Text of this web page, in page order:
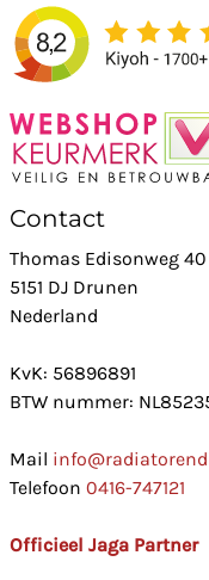
Contact
Thomas Edisonweg 40
5151 DJ Drunen
Nederland
KvK: 56896891
BTW nummer:
Mail
Telefoon 0416-747121
Officieel Jaga Partner